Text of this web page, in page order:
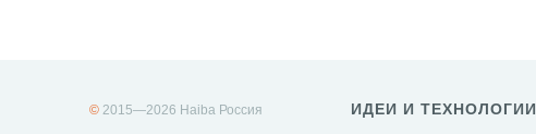
© 2015—2026 Haiba Россия ИДЕИ И ТЕХНОЛОГИИ